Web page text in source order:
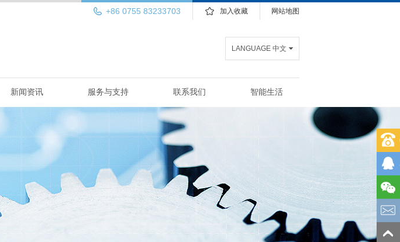
网站地图
加入收藏
+86 0755 83233703
LANGUAGE 中文
新闻资讯 服务与支持 联系我们 智能生活